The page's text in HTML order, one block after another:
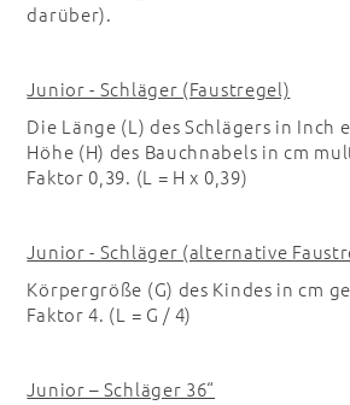
darüber).
Junior - Schläger (Faustregel)
Die Länge (L) des Schlägers in Inch
Höhe (H) des Bauchnabels in cm
Faktor 0,39. (L = H x 0,39)
Junior - Schläger (alternative
Körpergröße (G) des Kindes in cm
Faktor 4. (L = G / 4)
Junior – Schläger 36“